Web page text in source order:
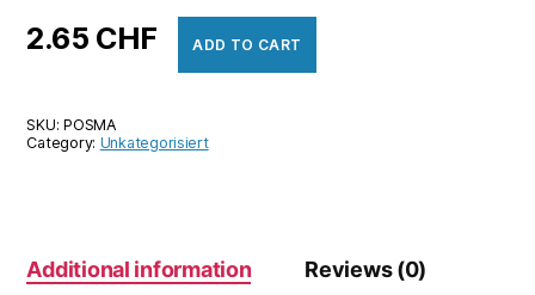
2.65 CHF ADD TO CART
SKU:POSMA
Category: Unkategorisiert
Additional information Reviews (0)